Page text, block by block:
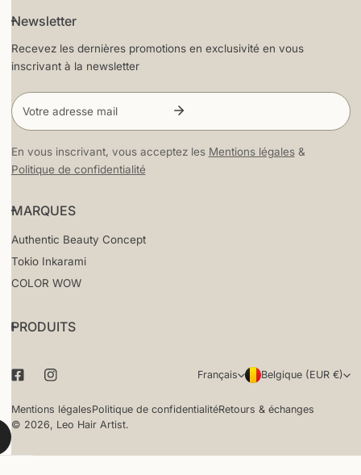
Newsletter
Recevez les dernières promotions en exclusivité en vous
inscrivant à la newsletter
E-
mail
En vous inscrivant, vous acceptez les Mentions légales&
Politique de confidentialité
MARQUES
Authentic Beauty Concept
Tokio Inkarami
COLOR WOW
PRODUITS
L
a
g
Français P
a
s
Belgique (EUR €)
© 2026, Leo Hair Artist.
Mentions légalesPolitique de confidentialitéRetours & échanges